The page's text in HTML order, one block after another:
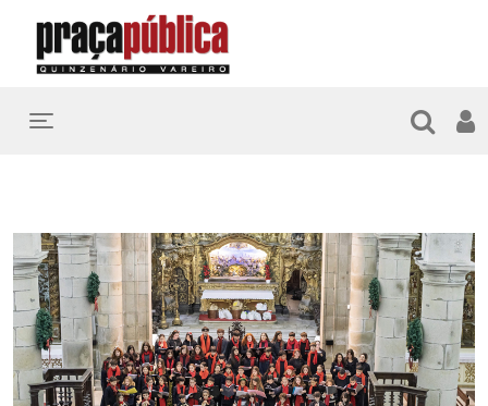
Toggle navigation